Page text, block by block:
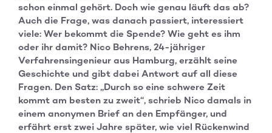
schon einmal gehört. Doch wie genau läuft das ab?
Auch die Frage, was danach passiert, interessiert
viele: Wer bekommt die Spende? Wie geht es ihm
oder ihr damit? Nico Behrens, 24-jähriger
Verfahrensingenieur aus Hamburg, erzählt seine
Geschichte und gibt dabei Antwort auf all diese
Fragen. Den Satz: „Durch so eine schwere Zeit
kommt am besten zu zweit“, schrieb Nico damals in
einem anonymen Brief an den Empfänger, und
erfährt erst zwei Jahre später, wie viel Rückenwind